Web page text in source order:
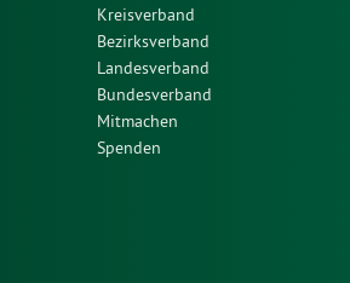
Kreisverband
Bezirksverband
Landesverband
Bundesverband
Mitmachen
Spenden